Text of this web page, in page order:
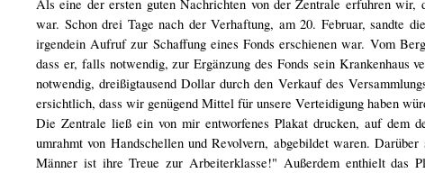
Als eine der ersten guten Nachrichten von der Zentrale erfuhren wir,
war. Schon drei Tage nach der Verhaftung, am 20. Februar, sandte
irgendein Aufruf zur Schaffung eines Fonds erschienen war. Vom
dass er, falls notwendig, zur Ergänzung des Fonds sein Krankenhaus
notwendig, dreißigtausend Dollar durch den Verkauf des
ersichtlich, dass wir genügend Mittel für unsere Verteidigung haben
Die Zentrale ließ ein von mir entworfenes Plakat drucken, auf dem
umrahmt von Handschellen und Revolvern, abgebildet waren.
Männer ist ihre Treue zur Arbeiterklasse!" Außerdem enthielt das